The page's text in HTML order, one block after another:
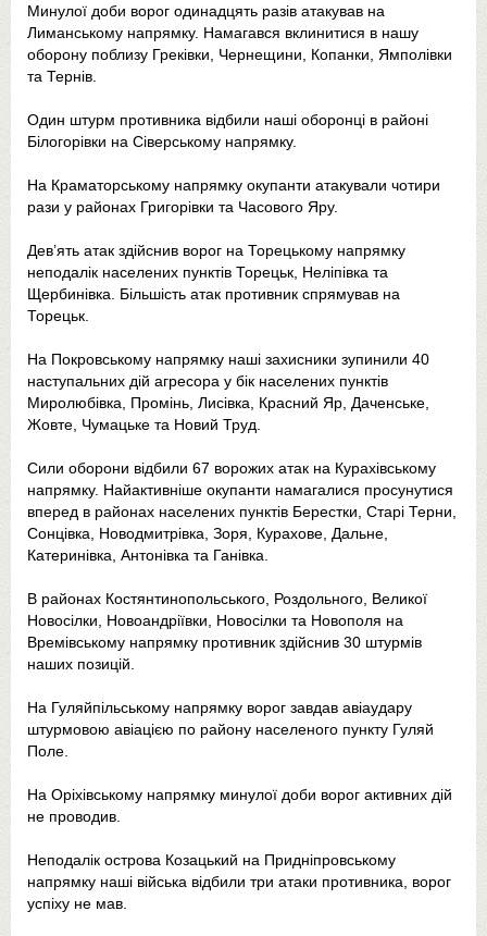
Минулої доби ворог одинадцять разів атакував на
Лиманському напрямку. Намагався вклинитися в нашу
оборону поблизу Греківки, Чернещини, Копанки, Ямполівки
та Тернів.
Один штурм противника відбили наші оборонці в районі
Білогорівки на Сіверському напрямку.
На Краматорському напрямку окупанти атакували чотири
рази у районах Григорівки та Часового Яру.
Дев’ять атак здійснив ворог на Торецькому напрямку
неподалік населених пунктів Торецьк, Неліпівка та
Щербинівка. Більшість атак противник спрямував на
Торецьк.
На Покровському напрямку наші захисники зупинили 40
наступальних дій агресора у бік населених пунктів
Миролюбівка, Промінь, Лисівка, Красний Яр, Даченське,
Жовте, Чумацьке та Новий Труд.
Сили оборони відбили 67 ворожих атак на Курахівському
напрямку. Найактивніше окупанти намагалися просунутися
вперед в районах населених пунктів Берестки, Старі Терни,
Сонцівка, Новодмитрівка, Зоря, Курахове, Дальне,
Катеринівка, Антонівка та Ганівка.
В районах Костянтинопольського, Роздольного, Великої
Новосілки, Новоандріївки, Новосілки та Новополя на
Времівському напрямку противник здійснив 30 штурмів
наших позицій.
На Гуляйпільському напрямку ворог завдав авіаудару
штурмовою авіацією по району населеного пункту Гуляй
Поле.
На Оріхівському напрямку минулої доби ворог активних дій
не проводив.
Неподалік острова Козацький на Придніпровському
напрямку наші війська відбили три атаки противника, ворог
успіху не мав.